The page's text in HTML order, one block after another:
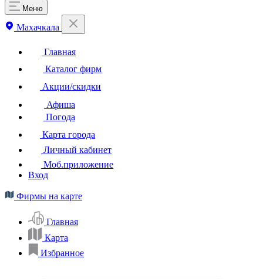
Меню
Махачкала
Главная
Каталог фирм
Акции/скидки
Афиша
Погода
Карта города
Личный кабинет
Моб.приложение
Вход
Фирмы на карте
Главная
Карта
Избранное